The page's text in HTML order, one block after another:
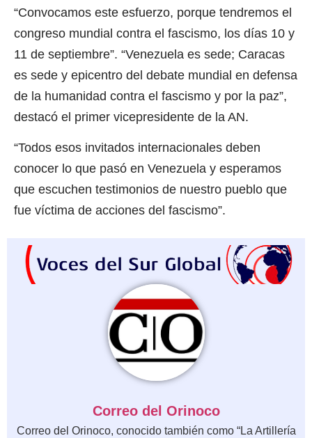
“Convocamos este esfuerzo, porque tendremos el
congreso mundial contra el fascismo, los días 10 y
11 de septiembre”. “Venezuela es sede; Caracas
es sede y epicentro del debate mundial en defensa
de la humanidad contra el fascismo y por la paz”,
destacó el primer vicepresidente de la AN.
“Todos esos invitados internacionales deben
conocer lo que pasó en Venezuela y esperamos
que escuchen testimonios de nuestro pueblo que
fue víctima de acciones del fascismo”.
Correo del Orinoco
Correo del Orinoco, conocido también como “La Artillería